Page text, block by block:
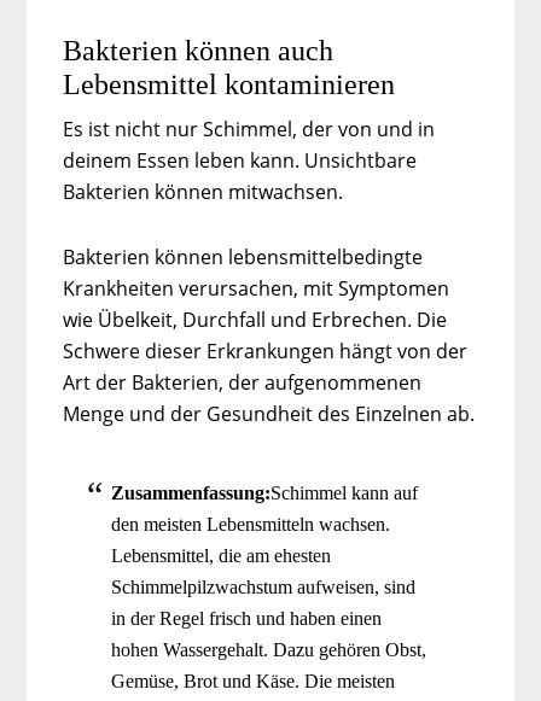
Bakterien können auch
Lebensmittel kontaminieren
Es ist nicht nur Schimmel, der von und in
deinem Essen leben kann. Unsichtbare
Bakterien können mitwachsen.
Bakterien können lebensmittelbedingte
Krankheiten verursachen, mit Symptomen
wie Übelkeit, Durchfall und Erbrechen. Die
Schwere dieser Erkrankungen hängt von der
Art der Bakterien, der aufgenommenen
Menge und der Gesundheit des Einzelnen ab.
Zusammenfassung:Schimmel kann auf
den meisten Lebensmitteln wachsen.
Lebensmittel, die am ehesten
Schimmelpilzwachstum aufweisen, sind
in der Regel frisch und haben einen
hohen Wassergehalt. Dazu gehören Obst,
Gemüse, Brot und Käse. Die meisten